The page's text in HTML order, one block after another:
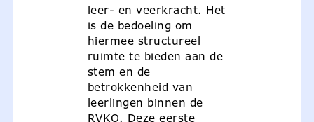
leer- en veerkracht. Het
is de bedoeling om
hiermee structureel
ruimte te bieden aan de
stem en de
betrokkenheid van
leerlingen binnen de
RVKO. Deze eerste